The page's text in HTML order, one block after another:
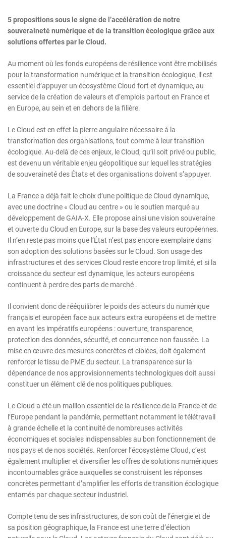
5 propositions sous le signe de l’accélération de notre
souveraineté numérique et de la transition écologique grâce aux
solutions offertes par le Cloud.
Au moment où les fonds européens de résilience vont être mobilisés
pour la transformation numérique et la transition écologique, il est
essentiel d’appuyer un écosystème Cloud fort et dynamique, au
service de la création de valeurs et d’emplois partout en France et
en Europe, au sein et en dehors de la filière.
Le Cloud est en effet la pierre angulaire nécessaire à la
transformation des organisations, tout comme à leur transition
écologique. Au-delà de ces enjeux, le Cloud, qu’il soit privé ou public,
est devenu un véritable enjeu géopolitique sur lequel les stratégies
de souveraineté des États et des organisations doivent s’appuyer.
La France a déjà fait le choix d’une politique de Cloud dynamique,
avec une doctrine « Cloud au centre » ou le soutien marqué au
développement de GAIA-X. Elle propose ainsi une vision souveraine
et ouverte du Cloud en Europe, sur la base des valeurs européennes.
Il n’en reste pas moins que l’État n’est pas encore exemplaire dans
son adoption des solutions basées sur le Cloud. Son usage des
infrastructures et des services Cloud reste encore trop limité, et si la
croissance du secteur est dynamique, les acteurs européens
continuent à perdre des parts de marché .
Il convient donc de rééquilibrer le poids des acteurs du numérique
français et européen face aux acteurs extra européens et de mettre
en avant les impératifs européens : ouverture, transparence,
protection des données, sécurité, et concurrence non faussée. La
mise en œuvre des mesures concrètes et ciblées, doit également
renforcer le tissu de PME du secteur. La transparence sur la
dépendance de nos approvisionnements technologiques doit aussi
constituer un élément clé de nos politiques publiques.
Le Cloud a été un maillon essentiel de la résilience de la France et de
l’Europe pendant la pandémie, permettant notamment le télétravail
à grande échelle et la continuité de nombreuses activités
économiques et sociales indispensables au bon fonctionnement de
nos pays et de nos sociétés. Renforcer l’écosystème Cloud, c’est
également multiplier et diversifier les offres de solutions numériques
incontournables grâce auxquelles se construisent les réponses
concrètes permettant d’amplifier les efforts de transition écologique
entamés par chaque secteur industriel.
Compte tenu de ses infrastructures, de son coût de l’énergie et de
sa position géographique, la France est une terre d’élection